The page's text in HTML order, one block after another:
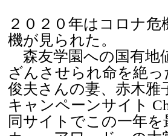
２０２０年はコロナ
機が見られた。
森友学園への国有地
ざんさせられ命を絶
俊夫さんの妻、赤木雅
キャンペーンサイト
同サイトでこの一年